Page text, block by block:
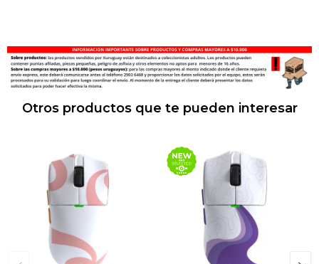
Otros productos que te pueden interesar